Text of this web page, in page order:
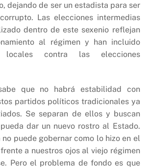
dejando de ser un estadista para ser
Las elecciones intermedias
dentro de este sexenio reflejan
al régimen y han incluido
locales contra las elecciones
que no habrá estabilidad con
partidos políticos tradicionales ya
Se separan de ellos y buscan
dar un nuevo rostro al Estado.
no puede gobernar como lo hizo en el
a nuestros ojos al viejo régimen
Pero el problema de fondo es que